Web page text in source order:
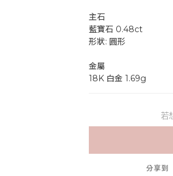
主石
藍寶石 0.48ct
形狀: 圓形
金屬
18K 白金 1.69g
若
分享到